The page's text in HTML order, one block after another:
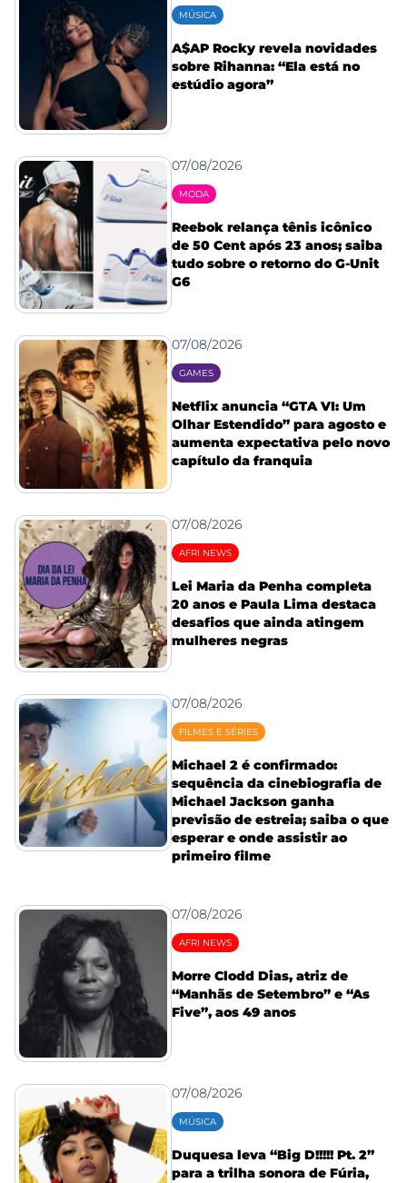
MÚSICA
A$AP Rocky revela novidades
sobre Rihanna: “Ela está no
estúdio agora”
07/08/2026
MODA
Reebok relança tênis icônico
de 50 Cent após 23 anos; saiba
tudo sobre o retorno do G-Unit
G6
07/08/2026
GAMES
Netflix anuncia “GTA VI: Um
Olhar Estendido” para agosto e
aumenta expectativa pelo novo
capítulo da franquia
07/08/2026
AFRI NEWS
Lei Maria da Penha completa
20 anos e Paula Lima destaca
desafios que ainda atingem
mulheres negras
07/08/2026
FILMES E SÉRIES
Michael 2 é confirmado:
sequência da cinebiografia de
Michael Jackson ganha
previsão de estreia; saiba o que
esperar e onde assistir ao
primeiro filme
07/08/2026
AFRI NEWS
Morre Clodd Dias, atriz de
“Manhãs de Setembro” e “As
Five”, aos 49 anos
07/08/2026
MÚSICA
Duquesa leva “Big D!!!!! Pt. 2”
para a trilha sonora de Fúria,